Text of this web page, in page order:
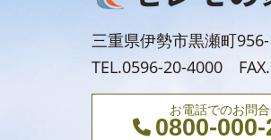
三重県伊勢市黒瀬町956-
TEL.0596-20-4000
お電話でのお問
0800-